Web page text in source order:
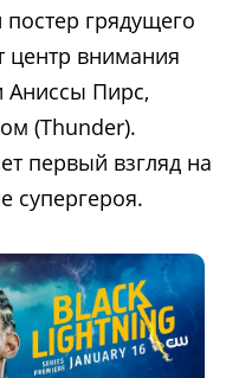
грядущего
центр внимания
Аниссы Пирс,
(Thunder).
первый взгляд на
супергероя.